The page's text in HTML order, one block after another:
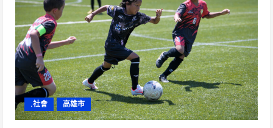
.社會 高雄市